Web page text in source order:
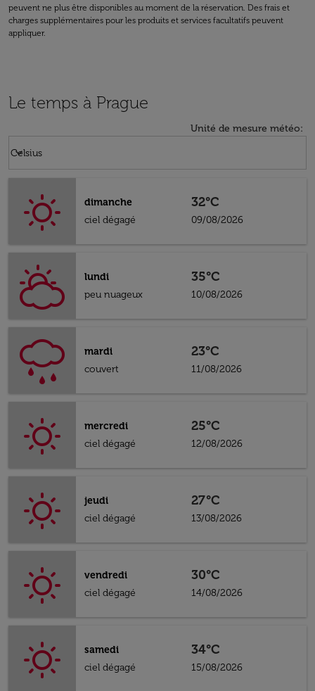
peuvent ne plus être disponibles au moment de la réservation. Des frais et
charges supplémentaires pour les produits et services facultatifs peuvent
appliquer.
Le temps à Prague
Unité de mesure météo:
Celsius
keyboard_arrow_down
dimanche
ciel dégagé
32°C
09/08/2026
lundi
peu nuageux
35°C
10/08/2026
mardi
couvert
23°C
11/08/2026
mercredi
ciel dégagé
25°C
12/08/2026
jeudi
ciel dégagé
27°C
13/08/2026
vendredi
ciel dégagé
30°C
14/08/2026
samedi
ciel dégagé
34°C
15/08/2026